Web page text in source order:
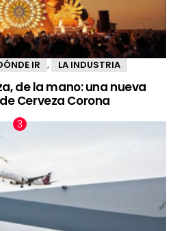
IR , LA INDUSTRIA
de la mano: una nueva
Cerveza Corona